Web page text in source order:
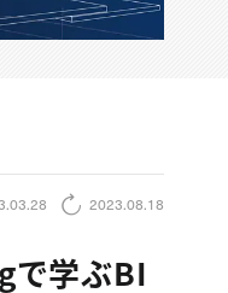
2023.08.18
で学ぶBI